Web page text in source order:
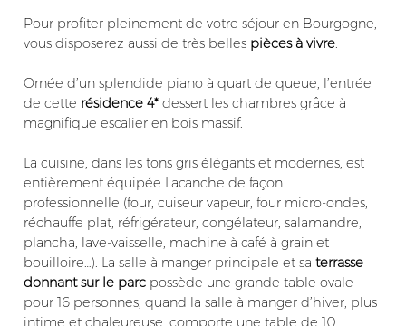
Pour profiter pleinement de votre séjour en Bourgogne,
vous disposerez aussi de très belles pièces à vivre.
Ornée d’un splendide piano à quart de queue, l’entrée
de cette résidence 4* dessert les chambres grâce à
magnifique escalier en bois massif.
La cuisine, dans les tons gris élégants et modernes, est
entièrement équipée Lacanche de façon
professionnelle (four, cuiseur vapeur, four micro-ondes,
réchauffe plat, réfrigérateur, congélateur, salamandre,
plancha, lave-vaisselle, machine à café à grain et
bouilloire…). La salle à manger principale et saterrasse
donnant sur le parc possède une grande table ovale
pour 16 personnes, quand la salle à manger d’hiver, plus
intime et chaleureuse, comporte une table de 10